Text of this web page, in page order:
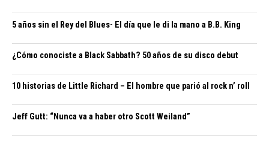
5 años sin el Rey del Blues- El día que le di la mano a B.B. King
¿Cómo conociste a Black Sabbath? 50 años de su disco debut
10 historias de Little Richard – El hombre que parió al rock n’ roll
Jeff Gutt: “Nunca va a haber otro Scott Weiland”